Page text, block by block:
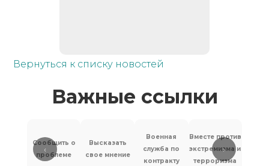
Вернуться к списку новостей
Важные ссылки
‹
Сообщить о
проблеме
Высказать
свое мнение
Военная
служба по
контракту
Вместе против
экстремизма и
терроризма
›